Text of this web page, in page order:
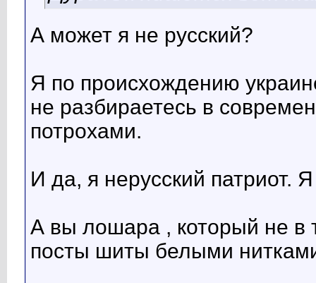
А может я не русский?
Я по происхождению
не разбираетесь в
потрохами.
И да, я нерусский патриот.
А вы лошара , который не в
посты шиты белыми